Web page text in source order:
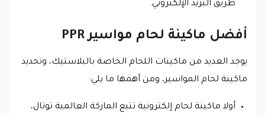
طريق البريد الإلكتروني.
أفضل ماكينة لحام مواسير PPR
يوجد العديد من ماكينات اللحام الخاصة بالبلاستيك، وتحديد
ماكينة لحام المواسير، ومن أهمها ما يلي:
أولا ماكينة لحام إلكترونية تتبع الماركة العالمية توتال،